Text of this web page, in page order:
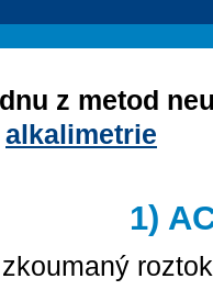
z metod
alkalimetrie
1)